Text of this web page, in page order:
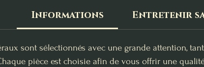
Informations Entretenir
sont sélectionnés avec une grande attention,
pièce est choisie afin de vous offrir une